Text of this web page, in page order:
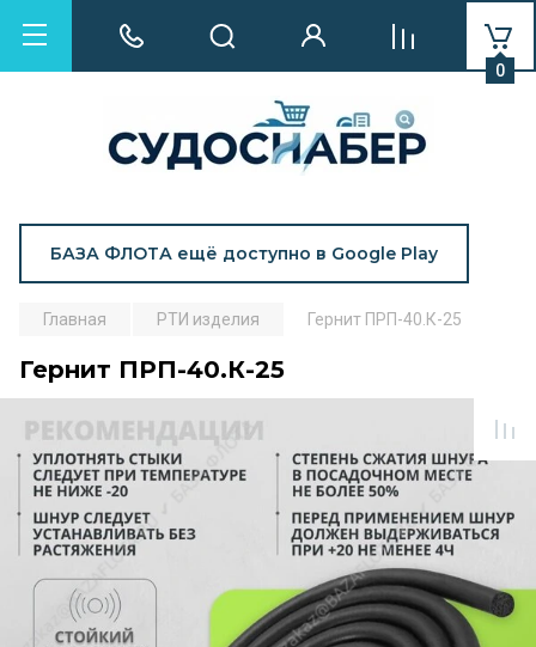
БАЗА ФЛОТА ещё доступно в Google Play
0
Главная РТИ изделия Гернит ПРП-40.К-25
Гернит ПРП-40.К-25